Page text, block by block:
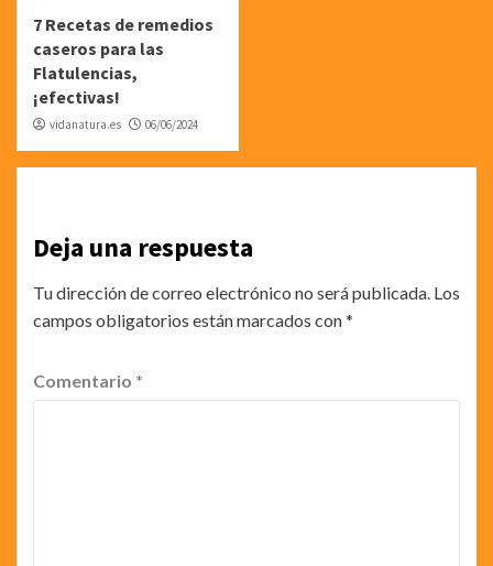
7 Recetas de remedios
caseros para las
Flatulencias,
¡efectivas!
vidanatura.es 06/06/2024
Deja una respuesta
Tu dirección de correo electrónico no será publicada. Los
campos obligatorios están marcados con*
Comentario *